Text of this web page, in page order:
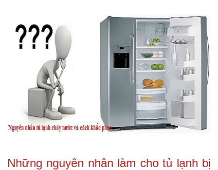
Những nguyên nhân làm cho tủ lạnh bị